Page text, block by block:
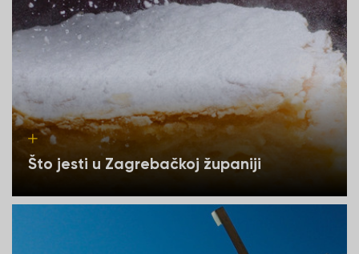
Što jesti u Zagrebačkoj županiji